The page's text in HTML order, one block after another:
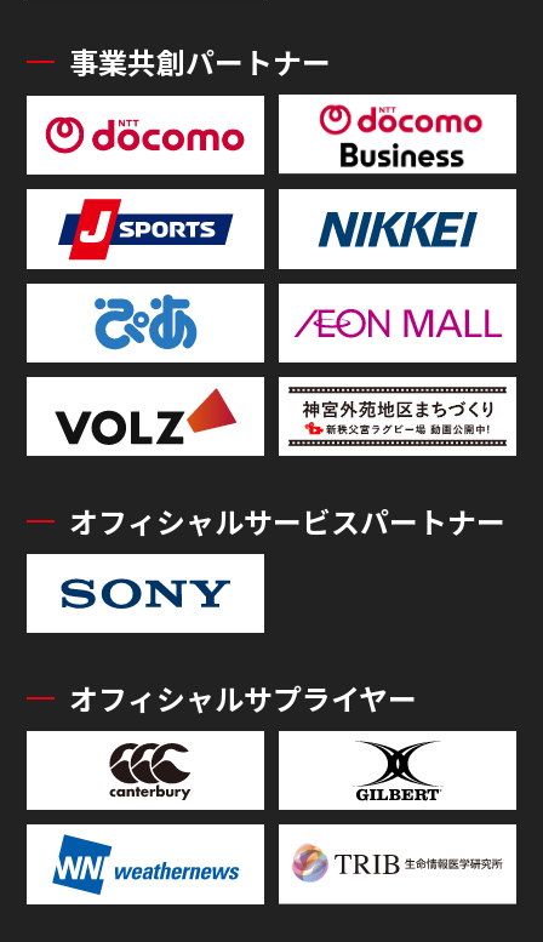
事業共創パートナー
オフィシャルサービスパートナー
オフィシャルサプライヤー